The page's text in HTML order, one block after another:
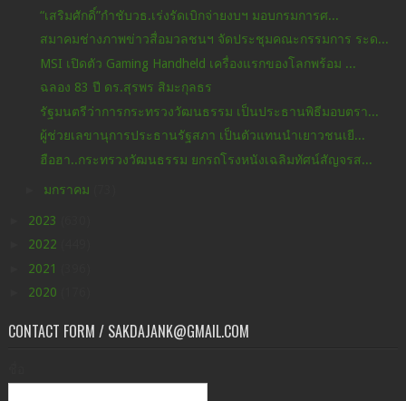
“เสริมศักดิ์”กำชับวธ.เร่งรัดเบิกจ่ายงบฯ มอบกรมการศ...
สมาคมช่างภาพข่าวสื่อมวลชนฯ จัดประชุมคณะกรรมการ ระด...
MSI เปิดตัว Gaming Handheld เครื่องแรกของโลกพร้อม ...
ฉลอง 83 ปี ดร.สุรพร สิมะกุลธร
รัฐมนตรีว่าการกระทรวงวัฒนธรรม เป็นประธานพิธีมอบตรา...
ผู้ช่วยเลขานุการประธานรัฐสภา เป็นตัวแทนนำเยาวชนเยี...
ฮือฮา..กระทรวงวัฒนธรรม ยกรถโรงหนังเฉลิมทัศน์สัญจรส...
มกราคม
2023
2022
2021
2020
CONTACT FORM / SAKDAJANK@GMAIL.COM